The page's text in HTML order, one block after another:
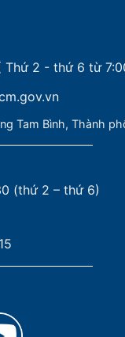
Thứ 2 - thứ 6 từ
Tam Bình, Thành
(thứ 2 – thứ 6)